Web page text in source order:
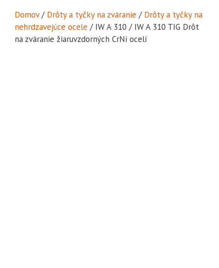
Domov/ Drôty a tyčky na zváranie / Drôty a tyčky na
nehrdzavejúce ocele / IW A 310 / IW A 310 TIG Drôt
na zváranie žiaruvzdorných CrNi ocelí